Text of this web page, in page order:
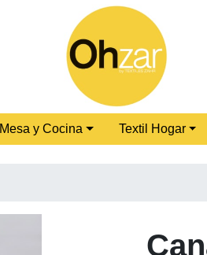
Mesa y Cocina Textil Hogar